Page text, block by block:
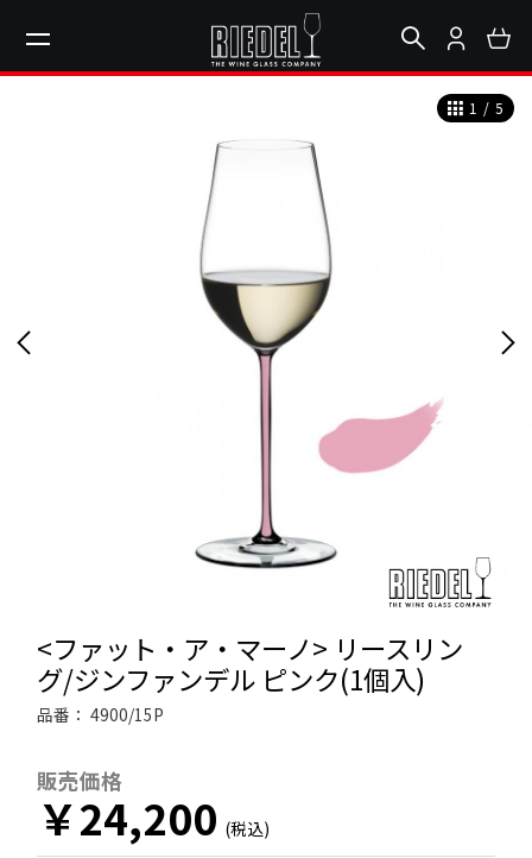
1 / 5
<ファット・ア・マーノ> リースリン
グ/ジンファンデル ピンク(1個入)
品番：4900/15P
販売価格
￥24,200